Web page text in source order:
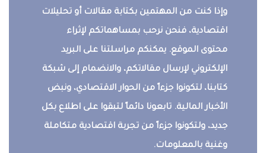
وإذا كنت من المهتمين بكتابة مقالات أو تحليلات
اقتصادية، فنحن نرحب بمساهماتكم لإثراء
محتوى الموقع. يمكنكم مراسلتنا على البريد
الإلكتروني لإرسال مقالاتكم، والانضمام إلى شبكة
كتابنا، لتكونوا جزءاً من الحوار الاقتصادي، ونبض
الأخبار المالية. تابعونا دائماً لتبقوا على اطلاع بكل
جديد، ولتكونوا جزءاً من تجربة اقتصادية متكاملة
وغنية بالمعلومات.